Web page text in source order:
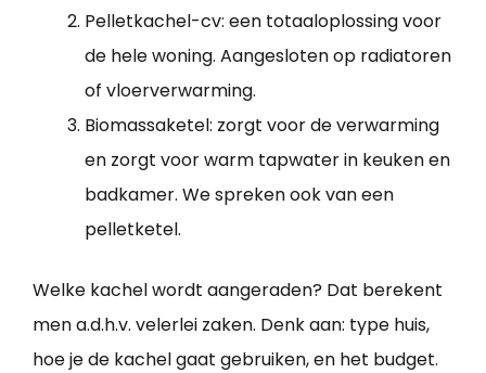
Pelletkachel-cv: een totaaloplossing voor
de hele woning. Aangesloten op radiatoren
of vloerverwarming.
Biomassaketel: zorgt voor de verwarming
en zorgt voor warm tapwater in keuken en
badkamer. We spreken ook van een
pelletketel.
Welke kachel wordt aangeraden? Dat berekent
men a.d.h.v. velerlei zaken. Denk aan: type huis,
hoe je de kachel gaat gebruiken, en het budget.